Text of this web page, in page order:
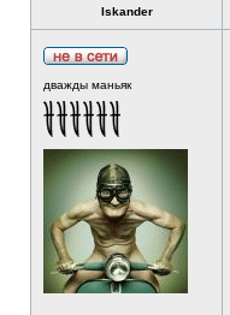
Iskander
дважды маньяк